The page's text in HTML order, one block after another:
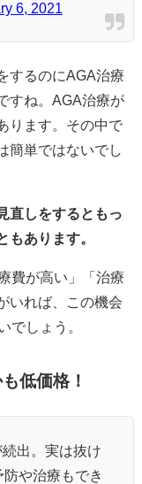
6, 2021
するのにAGA治療
すね。AGA治療が
ります。その中で
簡単ではないでし
直しをするともっ
もあります。
費が高い」「治療
いれば、この機会
でしょう。
低価格！
出。実は抜け
や治療もでき